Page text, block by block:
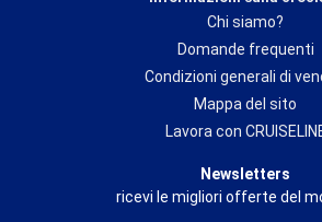
Chi siamo?
Domande frequenti
Condizioni generali di
Mappa del sito
Lavora con
Newsletters
ricevi le migliori offerte del